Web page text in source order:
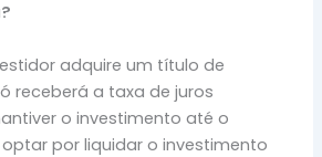
adquire um título de
receberá a taxa de juros
o investimento até o
por liquidar o investimento